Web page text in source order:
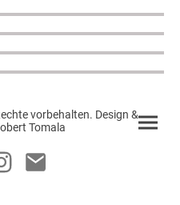
vorbehalten. Design &
Tomala